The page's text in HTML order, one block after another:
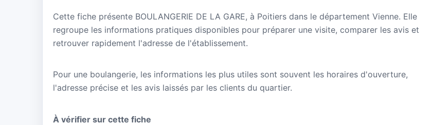
Cette fiche présente BOULANGERIE DE LA GARE, à Poitiers dans le département Vienne. Elle
regroupe les informations pratiques disponibles pour préparer une visite, comparer les avis et
retrouver rapidement l'adresse de l'établissement.
Pour une boulangerie, les informations les plus utiles sont souvent les horaires d'ouverture,
l'adresse précise et les avis laissés par les clients du quartier.
À vérifier sur cette fiche